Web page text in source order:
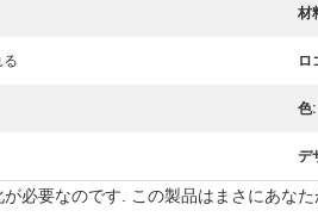
材
る ロ
色:
デ
必要なのです. この製品はまさにあな